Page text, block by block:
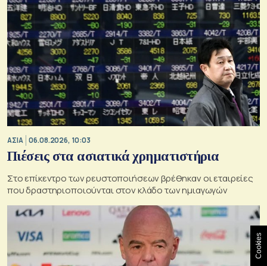
ΑΣΙΑ 06.08.2026, 10:03
Πιέσεις στα ασιατικά χρηματιστήρια
Στο επίκεντρο των ρευστοποιήσεων βρέθηκαν οι εταιρείες
που δραστηριοποιούνται στον κλάδο των ημιαγωγών
Cookies